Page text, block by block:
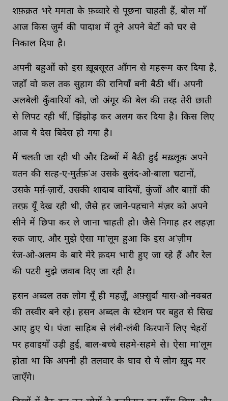
शफ़क़त भरे ममता के फ़व्वारे से पूछना चाहती हैं, बोल माँ
आज किस जुर्म की पादाश में तूने अपने बेटों को घर से
निकाल दिया है।
अपनी बहुओं को इस ख़ूबसूरत आँगन से महरूम कर दिया है,
जहाँ वो कल तक सुहाग की रानियाँ बनी बैठी थीं। अपनी
अलबेली कुँवारियों को, जो अंगूर की बेल की तरह तेरी छाती
से लिपट रही थीं, झिंझोड़ कर अलग कर दिया है। किस लिए
आज ये देस बिदेस हो गया है।
मैं चलती जा रही थी और डिब्बों में बैठी हुई मख़्लूक़ अपने
वतन की सत्ह-ए-मुर्तफ़'अ उसके बुलंद-ओ-बाला चटानों,
उसके मर्ग़-ज़ारों, उसकी शादाब वादियों, कुंजों और बाग़ों की
तरफ़ यूँ देख रही थी, जैसे हर जाने-पहचाने मंज़र को अपने
सीने में छिपा कर ले जाना चाहती हो। जैसे निगाह हर लहज़ा
रुक जाए, और मुझे ऐसा मा'लूम हुआ कि इस अ'ज़ीम
रंज-ओ-अलम के बारे मेरे क़दम भारी हुए जा रहे हैं और रेल
की पटरी मुझे जवाब दिए जा रही है।
हसन अब्दल तक लोग यूँ ही महज़ूँ, अफ़्सुर्दा यास-ओ-नक्बत
की तस्वीर बने रहे। हसन अब्दल के स्टेशन पर बहुत से सिख
आए हुए थे। पंजा साहिब से लंबी-लंबी किरपानें लिए चेहरों
पर हवाइयाँ उड़ी हुई, बाल-बच्चे सहमे-सहमे से। ऐसा मा'लूम
होता था कि अपनी ही तलवार के घाव से ये लोग ख़ुद मर
जाएँगे।